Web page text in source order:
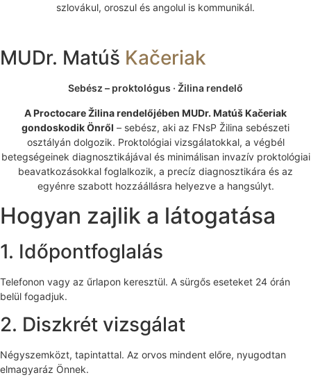
szlovákul, oroszul és angolul is kommunikál.
MUDr. Matúš Kačeriak
Sebész – proktológus · Žilina rendelő
A Proctocare Žilina rendelőjében MUDr. Matúš Kačeriak
gondoskodik Önről – sebész, aki az FNsP Žilina sebészeti
osztályán dolgozik. Proktológiai vizsgálatokkal, a végbél
betegségeinek diagnosztikájával és minimálisan invazív proktológiai
beavatkozásokkal foglalkozik, a precíz diagnosztikára és az
egyénre szabott hozzáállásra helyezve a hangsúlyt.
Hogyan zajlik a látogatása
1. Időpontfoglalás
Telefonon vagy az űrlapon keresztül. A sürgős eseteket 24 órán
belül fogadjuk.
2. Diszkrét vizsgálat
Négyszemközt, tapintattal. Az orvos mindent előre, nyugodtan
elmagyaráz Önnek.